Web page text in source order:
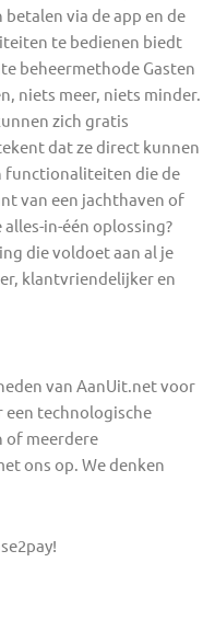
via de app en de
te bedienen biedt
beheermethode Gasten
niets meer, niets minder.
zich gratis
dat ze direct kunnen
functionaliteiten die de
van een jachthaven of
in-één oplossing?
die voldoet aan al je
klantvriendelijker en
van AanUit.net voor
een technologische
of meerdere
ons op. We denken